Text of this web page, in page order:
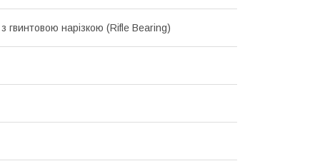
гвинтовою нарізкою (Rifle Bearing)